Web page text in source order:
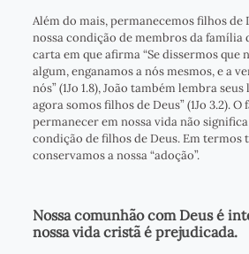
Além do mais, permanecemos filhos de
nossa condição de membros da família
carta em que afirma “Se dissermos que
algum, enganamos a nós mesmos, e a
nós” (1Jo 1.8), João também lembra
agora somos filhos de Deus” (1Jo 3.2). O
permanecer em nossa vida não
condição de filhos de Deus. Em termos
conservamos a nossa “adoção”.
Nossa comunhão com Deus é
nossa vida cristã é prejudicada.